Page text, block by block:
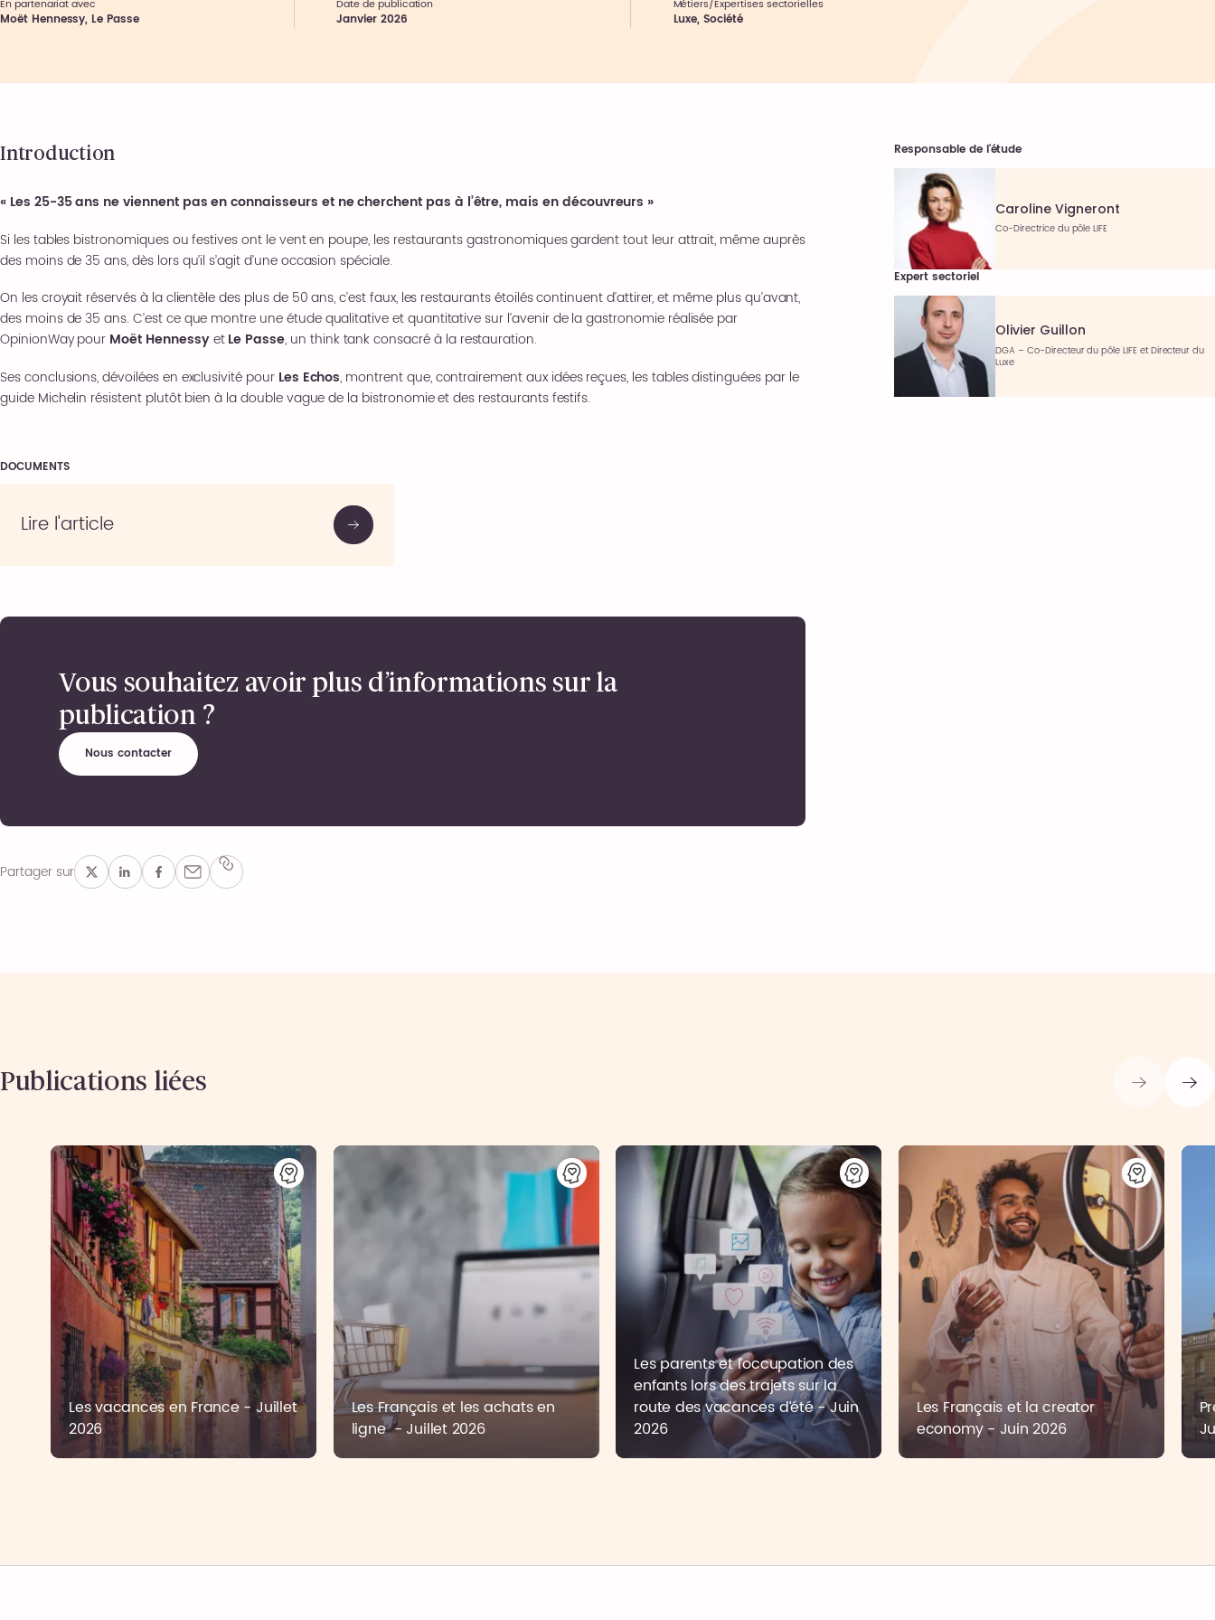
En partenariat avec
Moët Hennessy, Le Passe
Date de publication
Janvier 2026
Métiers/Expertises sectorielles
Luxe,Société
Introduction
« Les 25-35 ans ne viennent pas en connaisseurs et ne cherchent pas à l’être, mais en découvreurs »
Si les tables bistronomiques ou festives ont le vent en poupe, les restaurants gastronomiques gardent tout leur attrait, même auprès
des moins de 35 ans, dès lors qu’il s’agit d’une occasion spéciale.
On les croyait réservés à la clientèle des plus de 50 ans, c’est faux, les restaurants étoilés continuent d’attirer, et même plus qu’avant,
des moins de 35 ans. C’est ce que montre une étude qualitative et quantitative sur l’avenir de la gastronomie réalisée par
OpinionWay pour Moët HennessyetLe Passe, un think tank consacré à la restauration.
Ses conclusions, dévoilées en exclusivité pour Les Echos, montrent que, contrairement aux idées reçues, les tables distinguées par le
guide Michelin résistent plutôt bien à la double vague de la bistronomie et des restaurants festifs.
DOCUMENTS
Lire l'article
Vous souhaitez avoir plus d’informations sur la
publication ?
Nous contacter
Partager sur
Responsable de l'étude
Caroline Vigneront
Co-Directrice du pôle LIFE
Expert sectoriel
Olivier Guillon
DGA – Co-Directeur du pôle LIFE et Directeur du
Luxe
Publications liées
Les vacances en France - Juillet
2026
Les Français et les achats en
ligne - Juillet 2026
Les parents et l’occupation des
enfants lors des trajets sur la
route des vacances d’été - Juin
2026
Les Français et la creator
economy - Juin 2026